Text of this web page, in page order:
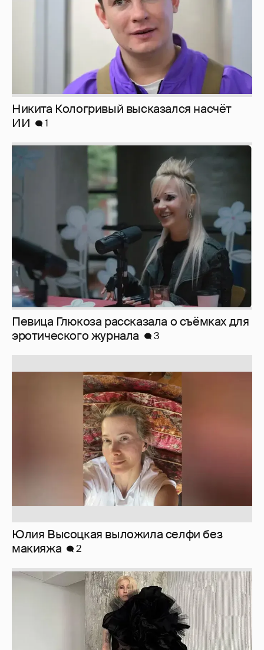
Никита Кологривый высказался насчёт
ИИ
1
Певица Глюкоза рассказала о съёмках для
эротического журнала
3
Юлия Высоцкая выложила селфи без
макияжа
2